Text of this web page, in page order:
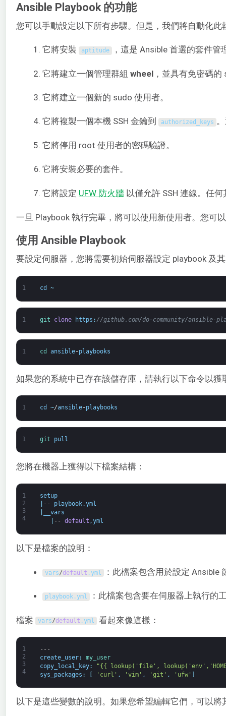
Ansible Playbook 的功能
您可以手動設定以下所有步驟。但是，我們將自動化
它將安裝 aptitude ，這是 Ansible 首選的套件管
它將建立一個管理群組 wheel ，並具有免密碼
它將建立一個新的 sudo 使用者。
它將複製一個本機 SSH 金鑰到 authorized_keys
它將停用 root 使用者的密碼驗證。
它將安裝必要的套件。
它將設定 UFW 防火牆 以僅允許 SSH 連線。任
一旦 Playbook 執行完畢，將可以使用新使用者。您可
使用 Ansible Playbook
要設定伺服器，您將需要初始伺服器設定 playbook 及
1 cd ~
1 git clone https : //github.com/do-community/ansible-
1 cd ansible-playbooks
如果您的系統中已存在該儲存庫，請執行以下命令以獲
1 cd ~/ansible-playbooks
1 git pull
您將在機器上獲得以下檔案結構：
1
2
3
4
setup
-- playbook.yml
__vars
-- default ,yml
以下是檔案的說明：
vars/default .yml ：此檔案包含用於設定 Ansible
playbook.yml ：此檔案包含要在伺服器上執行的
檔案 vars/default .yml 看起來像這樣：
1
2
3
4
---
create_user:
my_user
copy_local_key:
"{{ lookup('file',
sys_packages : [ 'curl' , 'vim' , 'git' , 'ufw' ]
以下是這些變數的說明。如果您希望編輯它們，可以將